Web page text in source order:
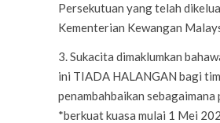
Persekutuan yang telah
Kementerian Kewangan
3. Sukacita dimaklumkan
ini TIADA HALANGAN bagi
penambahbaikan sebagaimana
*berkuat kuasa mulai 1 Mei